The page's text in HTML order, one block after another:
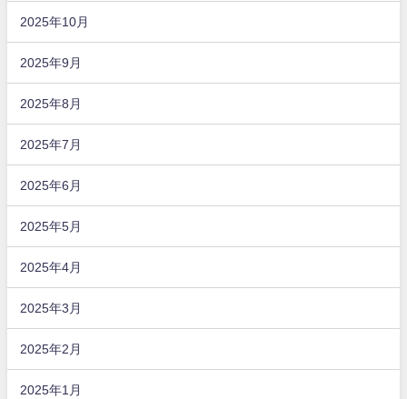
2025年10月
2025年9月
2025年8月
2025年7月
2025年6月
2025年5月
2025年4月
2025年3月
2025年2月
2025年1月